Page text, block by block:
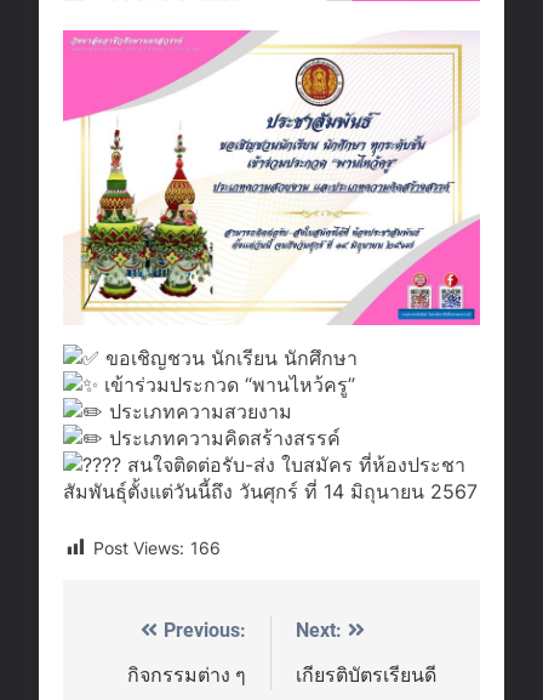
ขอเชิญชวน นักเรียน นักศึกษา
เข้าร่วมประกวด “พานไหว้ครู”
ประเภทความสวยงาม
ประเภทความคิดสร้างสรรค์
สนใจติดต่อรับ-ส่ง ใบสมัคร ที่ห้องประชา
สัมพันธ์ุตั้งแต่วันนี้ถึง วันศุกร์ ที่ 14 มิถุนายน 2567
Post Views: 166
Post
navigation
Previous:
กิจกรรมต่าง ๆ
Next:
เกียรติบัตรเรียนดี